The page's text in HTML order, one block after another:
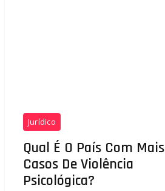
Jurídico
Qual É O País Com Mais
Casos De Violência
Psicológica?